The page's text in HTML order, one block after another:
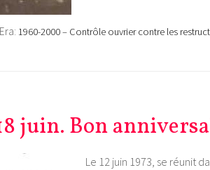
Era: 1960-2000 – Contrôle ouvrier contre les
juin. Bon
Le 12 juin 1973, se réunit